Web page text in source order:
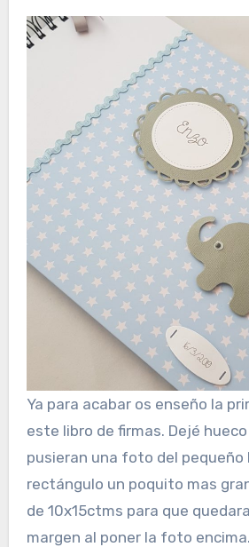
Ya para acabar os enseño la
este libro de firmas. Dejé
pusieran una foto del pequeño
rectángulo un poquito mas
de 10x15ctms para que
margen al poner la foto